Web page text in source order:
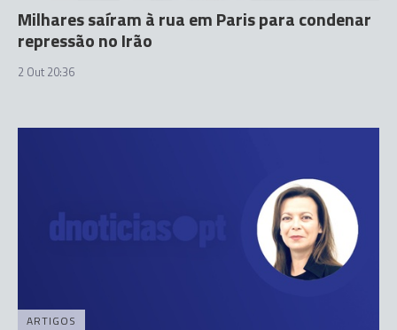
Milhares saíram à rua em Paris para condenar
repressão no Irão
2 Out 20:36
ARTIGOS